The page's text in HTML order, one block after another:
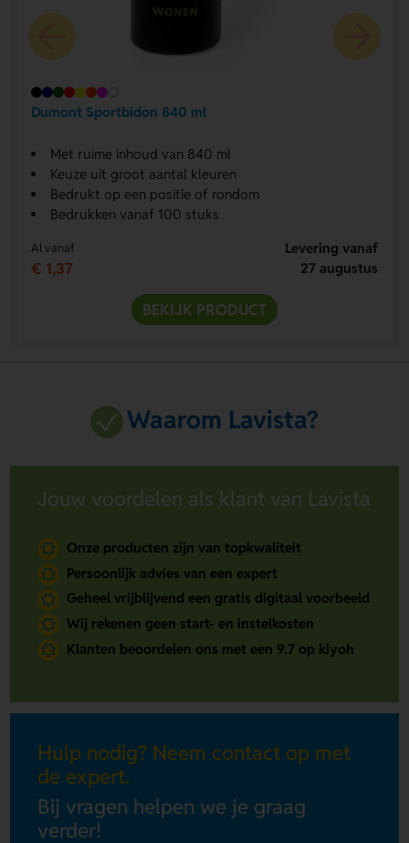
Dumont Sportbidon 840 ml
Met ruime inhoud van 840 ml
Keuze uit groot aantal kleuren
Bedrukt op een positie of rondom
Bedrukken vanaf 100 stuks
Al vanaf
€ 1,37
Levering vanaf
27 augustus
BEKIJK PRODUCT
Waarom Lavista?
Jouw voordelen als klant van Lavista
Onze producten zijn van topkwaliteit
Persoonlijk advies van een expert
Geheel vrijblijvend een gratis digitaal voorbeeld
Wij rekenen geen start- en instelkosten
Klanten beoordelen ons met een 9.7 op kiyoh
Hulp nodig? Neem contact op met
de expert.
Bij vragen helpen we je graag
verder!